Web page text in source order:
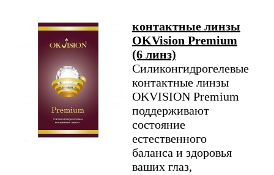
контактные линзы
OKVision Premium
(6 линз)
Силиконгидрогелевые
контактные линзы
OKVISION Premium
поддерживают
состояние
естественного
баланса и здоровья
ваших глаз,